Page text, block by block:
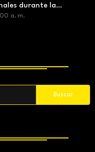
durante la
a. m.